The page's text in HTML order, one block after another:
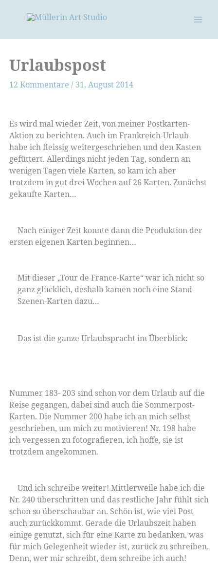
Urlaubspost
12 Kommentare / 31. August 2014
Es wird mal wieder Zeit, von meiner Postkarten-
Aktion zu berichten. Auch im Frankreich-Urlaub
habe ich fleissig weitergeschrieben und den Kasten
gefüttert. Allerdings nicht jeden Tag, sondern an
wenigen Tagen viele Karten, so kam ich aber
trotzdem in gut drei Wochen auf 26 Karten. Zunächst
gekaufte Karten…
Nach einiger Zeit konnte dann die Produktion der
ersten eigenen Karten beginnen…
Mit dieser „Tour de France-Karte“ war ich nicht so
ganz glücklich, deshalb kamen noch eine Stand-
Szenen-Karten dazu…
Das ist die ganze Urlaubspracht im Überblick:
Nummer 183- 203 sind schon vor dem Urlaub auf die
Reise gegangen, dabei sind auch die Sommerpost-
Karten. Die Nummer 200 habe ich an mich selbst
geschrieben, um mich zu motivieren! Nr. 198 habe
ich vergessen zu fotografieren, ich hoffe, sie ist
trotzdem angekommen.
Und ich schreibe weiter! Mittlerweile habe ich die
Nr. 240 überschritten und das restliche Jahr fühlt sich
schon so überschaubar an. Schön ist, wie viel Post
auch zurückkommt. Gerade die Urlaubszeit haben
einige genutzt, sich für eine Karte zu bedanken, was
für mich Gelegenheit wieder ist, zurück zu schreiben.
Denn, wer mir schreibt, dem schreibe ich auch!